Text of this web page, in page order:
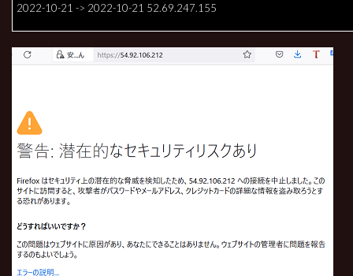
2022-10-21 -> 2022-10-21 52.69.247.155